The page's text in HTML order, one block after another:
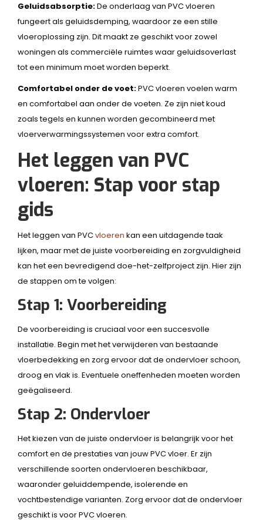
Geluidsabsorptie:De onderlaag van PVC vloeren
fungeert als geluidsdemping, waardoor ze een stille
vloeroplossing zijn. Dit maakt ze geschikt voor zowel
woningen als commerciële ruimtes waar geluidsoverlast
tot een minimum moet worden beperkt.
Comfortabel onder de voet:PVC vloeren voelen warm
en comfortabel aan onder de voeten. Ze zijn niet koud
zoals tegels en kunnen worden gecombineerd met
vloerverwarmingssystemen voor extra comfort.
Het leggen van PVC
vloeren: Stap voor stap
gids
Het leggen van PVCvloeren kan een uitdagende taak
lijken, maar met de juiste voorbereiding en zorgvuldigheid
kan het een bevredigend doe-het-zelfproject zijn. Hier zijn
de stappen om te volgen:
Stap 1: Voorbereiding
De voorbereiding is cruciaal voor een succesvolle
installatie. Begin met het verwijderen van bestaande
vloerbedekking en zorg ervoor dat de ondervloer schoon,
droog en vlak is. Eventuele oneffenheden moeten worden
geëgaliseerd.
Stap 2: Ondervloer
Het kiezen van de juiste ondervloer is belangrijk voor het
comfort en de prestaties van jouw PVC vloer. Er zijn
verschillende soorten ondervloeren beschikbaar,
waaronder geluiddempende, isolerende en
vochtbestendige varianten. Zorg ervoor dat de ondervloer
geschikt is voor PVC vloeren.